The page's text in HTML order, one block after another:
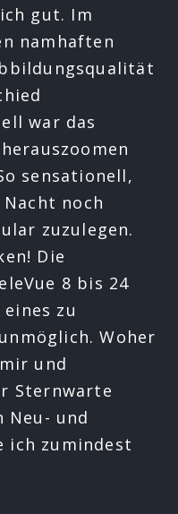
gut. Im
namhaften
war das
sensationell,
noch
zuzulegen.
Die
8 bis 24
zu
Woher
und
Sternwarte
Neu- und
ich zumindest